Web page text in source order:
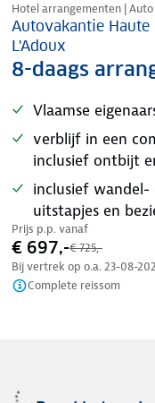
Hotel arrangementen |
Autovakantie Haute
L'Adoux
8-daags
Vlaamse
verblijf in een
inclusief ontbijt
inclusief
uitstapjes en
Prijs p.p. vanaf
€ 697,-€ 725,-
Bij vertrek op o.a. 23-08-
Complete reissom